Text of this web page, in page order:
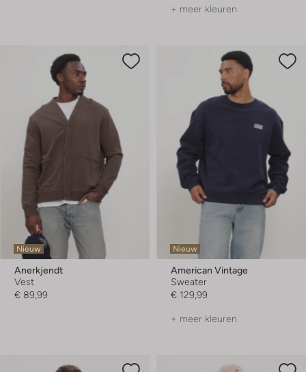
+ meer kleuren
Nieuw
Anerkjendt
Vest
€ 89,99
Nieuw
American Vintage
Sweater
€ 129,99
+ meer kleuren